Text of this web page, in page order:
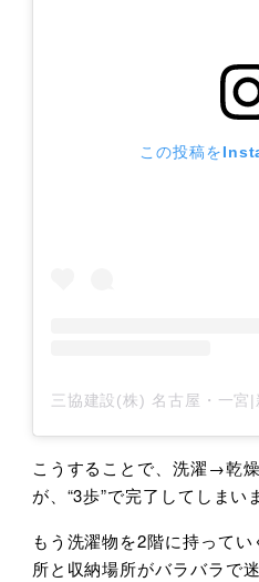
この投稿を
こうすることで、洗濯→乾
が、“3歩”で完了してしまい
もう洗濯物を2階に持って
所と収納場所がバラバラで